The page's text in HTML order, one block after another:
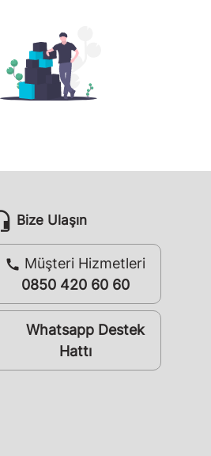
Bize Ulaşın
call Müşteri Hizmetleri
0850 420 60 60
Whatsapp Destek
Hattı